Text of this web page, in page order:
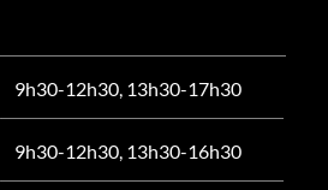
9h30-12h30, 13h30-17h30
9h30-12h30, 13h30-16h30